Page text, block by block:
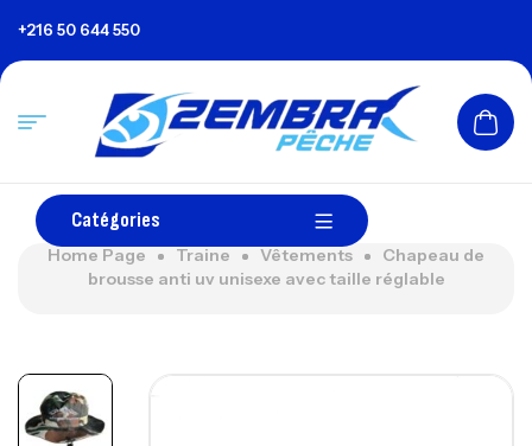
+216 50 644 550
Catégories
Home Page Traine Vêtements
Chapeau de
brousse anti uv unisexe avec taille réglable